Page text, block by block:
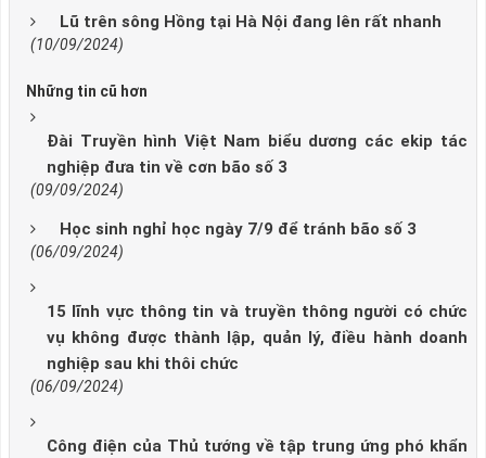
Lũ trên sông Hồng tại Hà Nội đang lên rất nhanh
(10/09/2024)
Những tin cũ hơn
Đài Truyền hình Việt Nam biểu dương các ekip tác
nghiệp đưa tin về cơn bão số 3
(09/09/2024)
Học sinh nghỉ học ngày 7/9 để tránh bão số 3
(06/09/2024)
15 lĩnh vực thông tin và truyền thông người có chức
vụ không được thành lập, quản lý, điều hành doanh
nghiệp sau khi thôi chức
(06/09/2024)
Công điện của Thủ tướng về tập trung ứng phó khẩn